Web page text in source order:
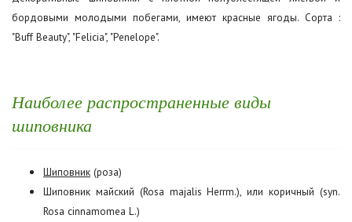
бордовыми молодыми побегами, имеют красные ягоды. Сорта :
"Buff Beauty", "Felicia", "Penelope".
Наиболее распространенные виды
шиповника
Шиповник (роза)
Шиповник майский (Rosa majalis Herrm.), или коричный (syn.
Rosa cinnamomea L.)